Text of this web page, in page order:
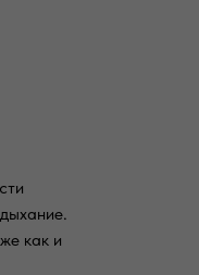
как и